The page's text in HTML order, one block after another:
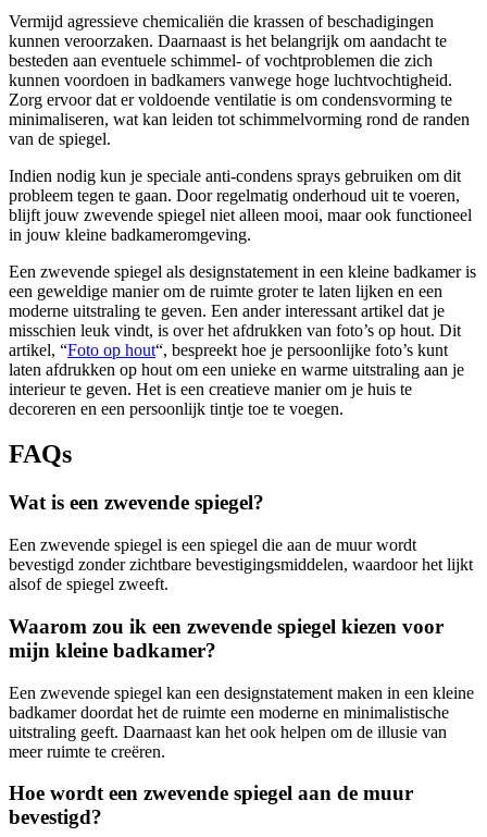
Vermijd agressieve chemicaliën die krassen of beschadigingen
kunnen veroorzaken. Daarnaast is het belangrijk om aandacht te
besteden aan eventuele schimmel- of vochtproblemen die zich
kunnen voordoen in badkamers vanwege hoge luchtvochtigheid.
Zorg ervoor dat er voldoende ventilatie is om condensvorming te
minimaliseren, wat kan leiden tot schimmelvorming rond de randen
van de spiegel.
Indien nodig kun je speciale anti-condens sprays gebruiken om dit
probleem tegen te gaan. Door regelmatig onderhoud uit te voeren,
blijft jouw zwevende spiegel niet alleen mooi, maar ook functioneel
in jouw kleine badkameromgeving.
Een zwevende spiegel als designstatement in een kleine badkamer is
een geweldige manier om de ruimte groter te laten lijken en een
moderne uitstraling te geven. Een ander interessant artikel dat je
misschien leuk vindt, is over het afdrukken van foto’s op hout. Dit
artikel, “Foto op hout“, bespreekt hoe je persoonlijke foto’s kunt
laten afdrukken op hout om een unieke en warme uitstraling aan je
interieur te geven. Het is een creatieve manier om je huis te
decoreren en een persoonlijk tintje toe te voegen.
FAQs
Wat is een zwevende spiegel?
Een zwevende spiegel is een spiegel die aan de muur wordt
bevestigd zonder zichtbare bevestigingsmiddelen, waardoor het lijkt
alsof de spiegel zweeft.
Waarom zou ik een zwevende spiegel kiezen voor
mijn kleine badkamer?
Een zwevende spiegel kan een designstatement maken in een kleine
badkamer doordat het de ruimte een moderne en minimalistische
uitstraling geeft. Daarnaast kan het ook helpen om de illusie van
meer ruimte te creëren.
Hoe wordt een zwevende spiegel aan de muur
bevestigd?